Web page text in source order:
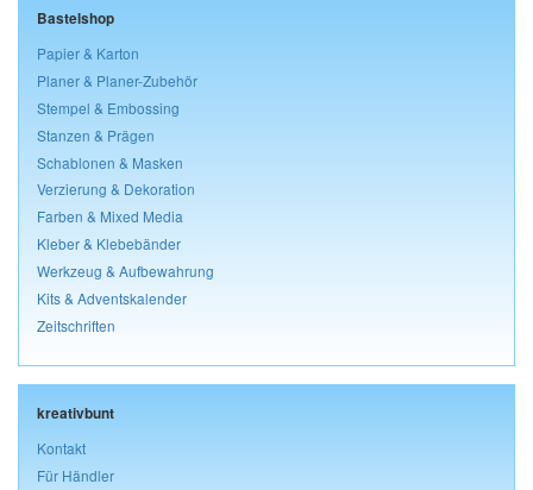
Bastelshop
Papier & Karton
Planer & Planer-Zubehör
Stempel & Embossing
Stanzen & Prägen
Schablonen & Masken
Verzierung & Dekoration
Farben & Mixed Media
Kleber & Klebebänder
Werkzeug & Aufbewahrung
Kits & Adventskalender
Zeitschriften
kreativbunt
Kontakt
Für Händler